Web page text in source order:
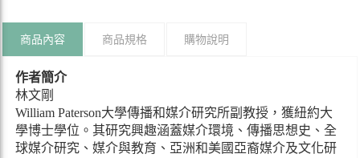
商品內容 商品規格 購物說明
作者簡介
林文剛
William Paterson大學傳播和媒介研究所副教授，獲紐約大
學博士學位。其研究興趣涵蓋媒介環境、傳播思想史、全
球媒介研究、媒介與教育、亞洲和美國亞裔媒介及文化研